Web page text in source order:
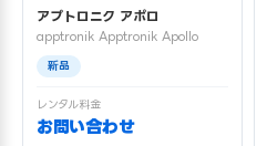
アプトロニク アポロ
apptronik Apptronik Apollo
新品
レンタル料金
お問い合わせ